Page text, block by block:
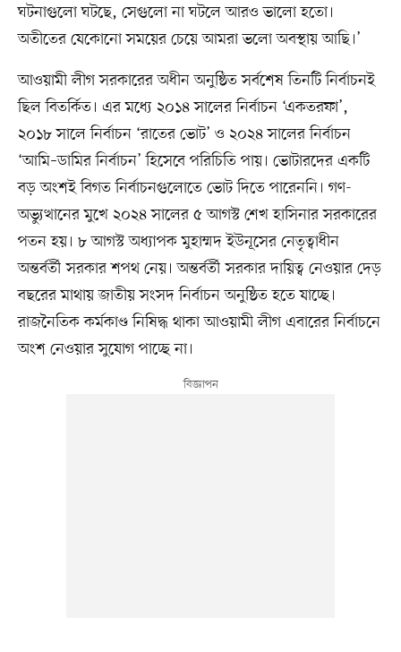
ঘটনাগুলো ঘটছে, সেগুলো না ঘটলে আরও ভালো হতো।
অতীতের যেকোনো সময়ের চেয়ে আমরা ভলো অবস্থায় আছি।’
আওয়ামী লীগ সরকারের অধীন অনুষ্ঠিত সর্বশেষ তিনটি নির্বাচনই
ছিল বিতর্কিত। এর মধ্যে ২০১৪ সালের নির্বাচন ‘একতরফা’,
২০১৮ সালে নির্বাচন ‘রাতের ভোট’ ও ২০২৪ সালের নির্বাচন
‘আমি–ডামির নির্বাচন’ হিসেবে পরিচিতি পায়। ভোটারদের একটি
বড় অংশই বিগত নির্বাচনগুলোতে ভোট দিতে পারেননি। গণ-
অভ্যুত্থানের মুখে ২০২৪ সালের ৫ আগস্ট শেখ হাসিনার সরকারের
পতন হয়। ৮ আগস্ট অধ্যাপক মুহাম্মদ ইউনূসের নেতৃত্বাধীন
অন্তর্বর্তী সরকার শপথ নেয়। অন্তর্বর্তী সরকার দায়িত্ব নেওয়ার দেড়
বছরের মাথায় জাতীয় সংসদ নির্বাচন অনুষ্ঠিত হতে যাচ্ছে।
রাজনৈতিক কর্মকাণ্ড নিষিদ্ধ থাকা আওয়ামী লীগ এবারের নির্বাচনে
অংশ নেওয়ার সুযোগ পাচ্ছে না।